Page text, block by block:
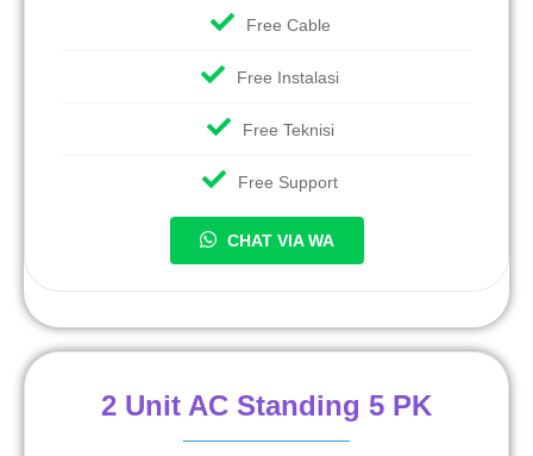
Free Cable
Free Instalasi
Free Teknisi
Free Support
CHAT VIA WA
2 Unit AC Standing 5 PK